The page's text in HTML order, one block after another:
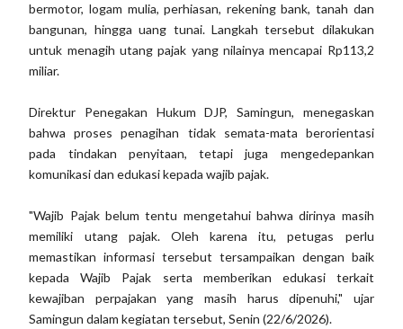
bermotor, logam mulia, perhiasan, rekening bank, tanah dan
bangunan, hingga uang tunai. Langkah tersebut dilakukan
untuk menagih utang pajak yang nilainya mencapai Rp113,2
miliar.
Direktur Penegakan Hukum DJP, Samingun, menegaskan
bahwa proses penagihan tidak semata-mata berorientasi
pada tindakan penyitaan, tetapi juga mengedepankan
komunikasi dan edukasi kepada wajib pajak.
"Wajib Pajak belum tentu mengetahui bahwa dirinya masih
memiliki utang pajak. Oleh karena itu, petugas perlu
memastikan informasi tersebut tersampaikan dengan baik
kepada Wajib Pajak serta memberikan edukasi terkait
kewajiban perpajakan yang masih harus dipenuhi," ujar
Samingun dalam kegiatan tersebut, Senin (22/6/2026).